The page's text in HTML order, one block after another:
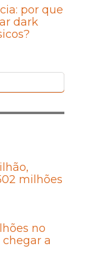
por que
dark
milhões
no
a